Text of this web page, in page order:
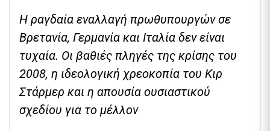
Η ραγδαία εναλλαγή πρωθυπουργών σε
Βρετανία, Γερμανία και Ιταλία δεν είναι
τυχαία. Οι βαθιές πληγές της κρίσης του
2008, η ιδεολογική χρεοκοπία του Κιρ
Στάρμερ και η απουσία ουσιαστικού
σχεδίου για το μέλλον